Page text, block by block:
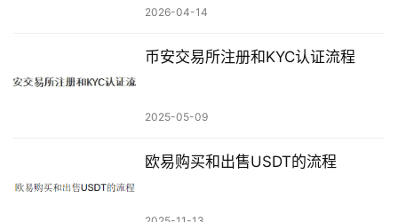
2026-04-14
币安交易所注册和KYC认证流程
2025-05-09
欧易购买和出售USDT的流程